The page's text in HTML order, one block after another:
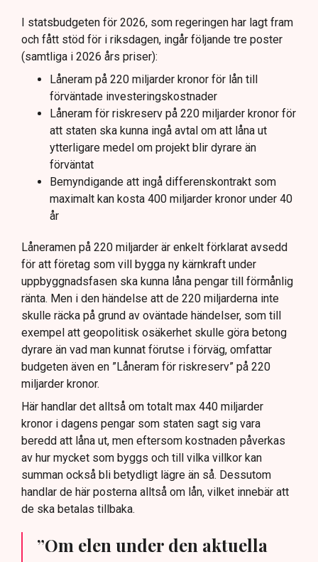
annat möjliga kostnader för slutförvar.
Regeringen och Miljöpartiet har olika syn på
investeringens nödvändighet.
I statsbudgeten för 2026, som regeringen har lagt fram
och fått stöd för i riksdagen, ingår följande tre poster
(samtliga i 2026 års priser):
Låneram på 220 miljarder kronor för lån till
förväntade investeringskostnader
Låneram för riskreserv på 220 miljarder kronor för
att staten ska kunna ingå avtal om att låna ut
ytterligare medel om projekt blir dyrare än
förväntat
Bemyndigande att ingå differenskontrakt som
maximalt kan kosta 400 miljarder kronor under 40
år
Låneramen på 220 miljarder är enkelt förklarat avsedd
för att företag som vill bygga ny kärnkraft under
uppbyggnadsfasen ska kunna låna pengar till förmånlig
ränta. Men i den händelse att de 220 miljarderna inte
skulle räcka på grund av oväntade händelser, som till
exempel att geopolitisk osäkerhet skulle göra betong
dyrare än vad man kunnat förutse i förväg, omfattar
budgeten även en ”Låneram för riskreserv” på 220
miljarder kronor.
Här handlar det alltså om totalt max 440 miljarder
kronor i dagens pengar som staten sagt sig vara
beredd att låna ut, men eftersom kostnaden påverkas
av hur mycket som byggs och till vilka villkor kan
summan också bli betydligt lägre än så. Dessutom
handlar de här posterna alltså om lån, vilket innebär att
de ska betalas tillbaka.
”Om elen under den aktuella